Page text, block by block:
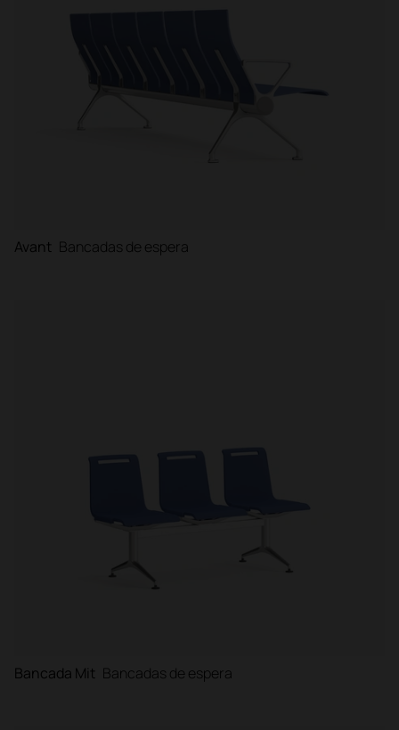
Avant Bancadas de espera
Bancada Mit Bancadas de espera